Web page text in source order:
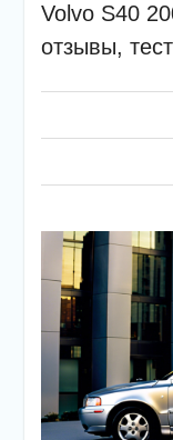
Volvo S40
отзывы,